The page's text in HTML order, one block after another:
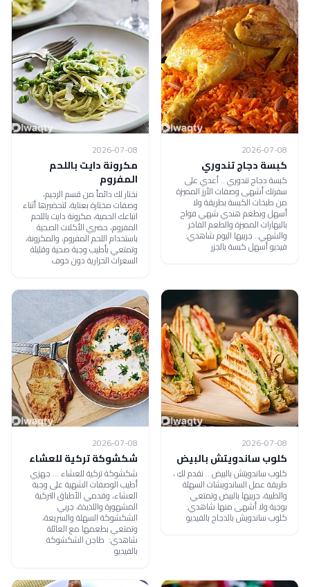
2026-07-08
كبسة دجاج تندوري
كبسة دجاج تندوري .. أعدي على
سفرتك أشهى وصفات الأرز المميزة
من طبخات الكبسة بطريقة ولا
أسهل وبطعم هندي شهي فواح
بالبهارات المميزة والطعم الفاخر
والشهي.. جربيها اليوم شاهدي:
فيديو أسهل كبسة بالجزر
2026-07-08
مكرونة دايت باللحم
المفروم
نختار لك دائماً من قسم الرجيم،
وصفات مختارة بعناية، لتحضيرها أثناء
اتباعك الحمية، مكرونة دايت باللحم
المفروم، حضري الأكلات الصحية
باستخدام اللحم المفروم، والمكرونة،
وتمتعي بأطيب وجبة صحية وقليلة
السعرات الحرارية دون خوف
2026-07-08
كلوب ساندويتش بالبيض
كلوب ساندويتش بالبيض .. نقدم لكِ ،
طريقة عمل الساندويشات السهلة
والطيبة، جربيها بالبيض وتمتعي
بوجبة ولا أشهى منها شاهدي:
كلوب ساندويش بالدجاج بالفيديو
2026-07-08
شكشوكة تركية للعشاء
شكشوكة تركية للعشاء ... جهزي
أطيب الوصفات الشهية على وجبة
العشاء، وقدمي الأطباق التركية
المشهورة واللذيذة، جربي
الشكشوكة السهلة والسريعة،
وتمتعي بطعمها مع العائلة
شاهدي: طاجن الشكشوكة
بالفيديو